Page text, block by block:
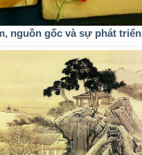
nguồn gốc và sự phát triển